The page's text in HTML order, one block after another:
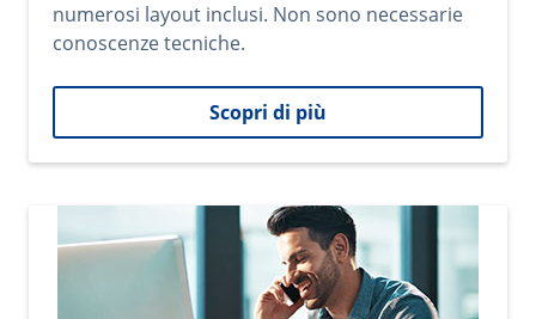
numerosi layout inclusi. Non sono necessarie
conoscenze tecniche.
Scopri di più